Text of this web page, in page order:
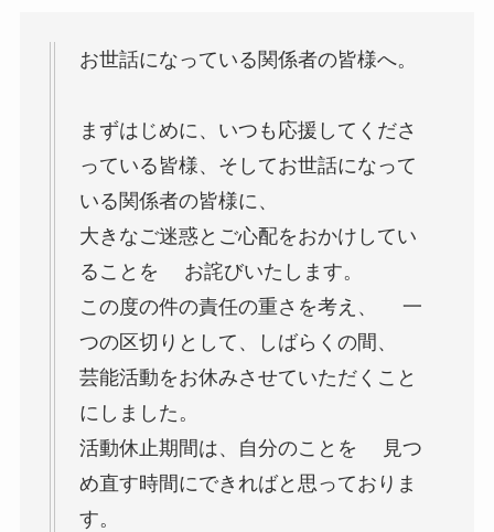
お世話になっている関係者の皆様へ。
まずはじめに、いつも応援してくださ
っている皆様、そしてお世話になって
いる関係者の皆様に、
大きなご迷惑とご心配をおかけしてい
ることを お詫びいたします。
この度の件の責任の重さを考え、 一
つの区切りとして、しばらくの間、
芸能活動をお休みさせていただくこと
にしました。
活動休止期間は、自分のことを 見つ
め直す時間にできればと思っておりま
す。